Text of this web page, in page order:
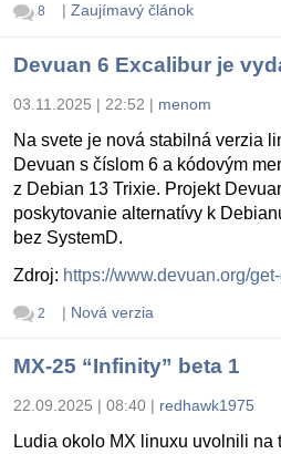
8 | Zaujímavý článok
Devuan 6 Excalibur je
03.11.2025 | 22:52 | menom
Na svete je nová stabilná verzia
Devuan s číslom 6 a kódovým
z Debian 13 Trixie. Projekt
poskytovanie alternatívy k
bez SystemD.
Zdroj: https://www.devuan.org/
2 | Nová verzia
MX-25 “Infinity” beta 1
22.09.2025 | 08:40 | redhawk1975
Ludia okolo MX linuxu uvolnili na